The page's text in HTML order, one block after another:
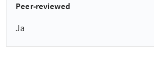
Peer-reviewed
Ja